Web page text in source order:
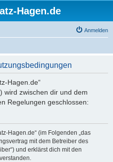
Hagen.de
Anmelden
Hagen.de“
wird zwischen dir und dem
Regelungen geschlossen:
Hagen.de“ (im Folgenden „das
mit dem Betreiber des
und erklärst dich mit den